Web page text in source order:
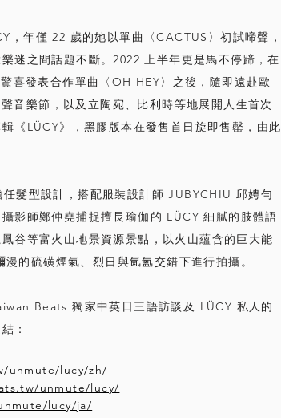
，年僅 22 歲的她以單曲〈CACTUS〉初試啼聲，
迷之間話題不斷。2022 上半年更是馬不停蹄，在
喜發表合作單曲〈OH HEY〉之後，隨即遠赴歐
音樂節，以及立陶宛、比利時等地展開人生首次
《LÜCY》，黑膠版本在發售首日旋即售罄，由此
髮型設計，搭配服裝設計師 JUBYCHIU 邱娉勻
影師鄭仲堯捕捉擅長瑜伽的 LÜCY 細膩的肢體語
谷等富火山地景資源景點，以火山蘊含的巨大能
的硫磺煙氣、烈日與氤氳交錯下進行拍攝。
Beats 獨家中英日三語訪談及 LÜCY 私人的
：
unmute/lucy/zh/
unmute/lucy/
lucy/ja/